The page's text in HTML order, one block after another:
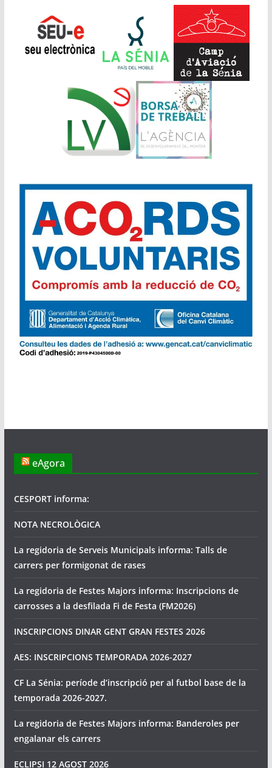
eAgora
CESPORT informa:
NOTA NECROLÒGICA
La regidoria de Serveis Municipals informa: Talls de
carrers per formigonat de rases
La regidoria de Festes Majors informa: Inscripcions de
carrosses a la desfilada Fi de Festa (FM2026)
INSCRIPCIONS DINAR GENT GRAN FESTES 2026
AES: INSCRIPCIONS TEMPORADA 2026-2027
CF La Sénia: període d’inscripció per al futbol base de la
temporada 2026-2027.
La regidoria de Festes Majors informa: Banderoles per
engalanar els carrers
ECLIPSI 12 AGOST 2026